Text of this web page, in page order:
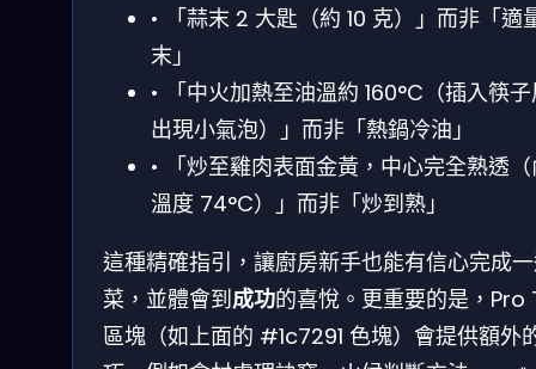
• 「蒜末 2 大匙（約 10 克）」而非「適
末」
• 「中火加熱至油溫約 160°C（插入筷
出現小氣泡）」而非「熱鍋冷油」
• 「炒至雞肉表面金黃，中心完全熟透
溫度 74°C）」而非「炒到熟」
這種精確指引，讓廚房新手也能有信心完成
菜，並體會到成功的喜悅。更重要的是，Pro
區塊（如上面的 #1c7291 色塊）會提供額外